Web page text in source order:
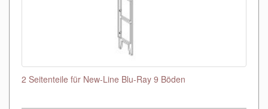
2 Seitenteile für New-Line Blu-Ray 9 Böden